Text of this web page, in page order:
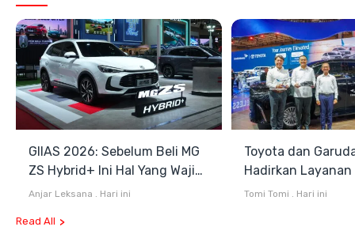
GIIAS 2026: Sebelum Beli MG
ZS Hybrid+ Ini Hal Yang Wajib
Diketahui
Anjar Leksana . Hari ini
Toyota dan
Hadirkan
Jemput Bandara
Tomi Tomi . Hari ini
Read All